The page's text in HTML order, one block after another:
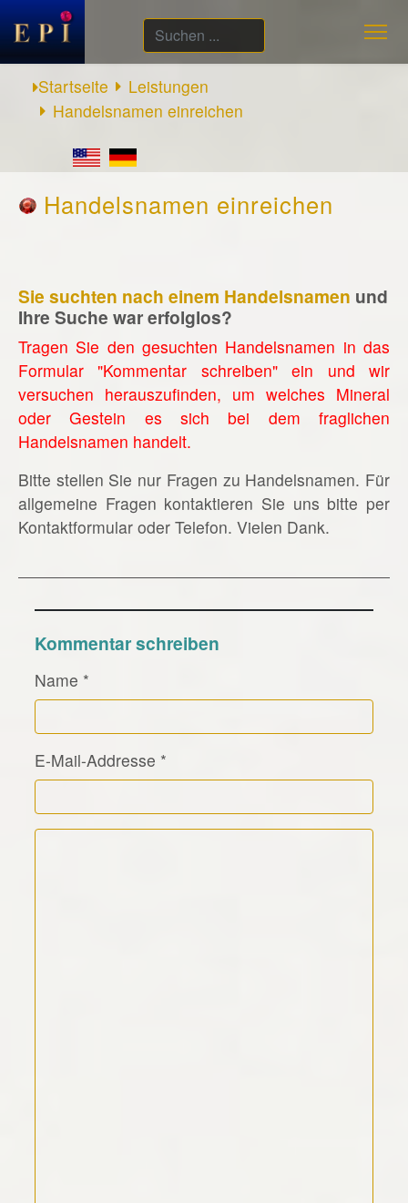
Suchen
...
Startseite
Leistungen
Handelsnamen einreichen
Handelsnamen einreichen
Sie suchten nach einem Handelsnamen und
Ihre Suche war erfolglos?
Tragen Sie den gesuchten Handelsnamen in das
Formular "Kommentar schreiben" ein und wir
versuchen herauszufinden, um welches Mineral
oder Gestein es sich bei dem fraglichen
Handelsnamen handelt.
Bitte stellen Sie nur Fragen zu Handelsnamen. Für
allgemeine Fragen kontaktieren Sie uns bitte per
Kontaktformular oder Telefon. Vielen Dank.
Kommentar schreiben
Name *
E-Mail-Addresse *
Kommentar Text